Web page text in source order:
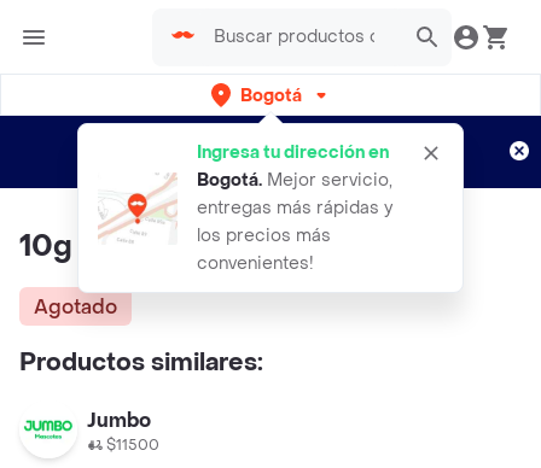
Bogotá
Ingresa tu dirección en
Bogotá. Mejor servicio,
entregas más rápidas y
los precios más
convenientes!
envíos gratis por semanas
Aplican TyC
10g Curry
Agotado
Productos similares:
Jumbo
$11500